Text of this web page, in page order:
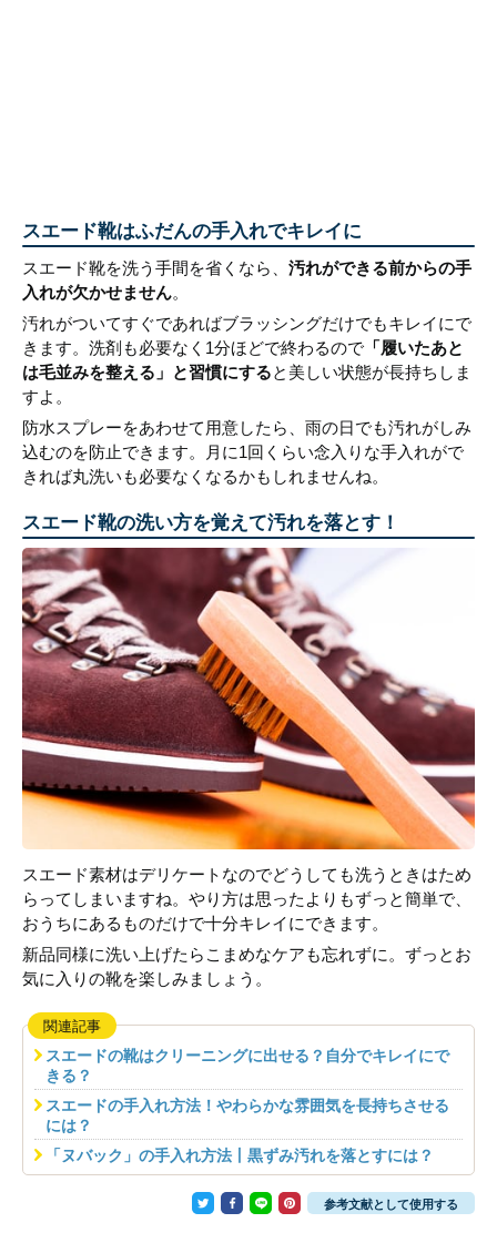
スエード靴はふだんの手入れでキレイに
スエード靴を洗う手間を省くなら、 汚れができる前からの手
入れが欠かせません。
汚れがついてすぐであればブラッシングだけでもキレイにで
きます。洗剤も必要なく1分ほどで終わるので 「履いたあと
は毛並みを整える」と習慣にすると美しい状態が長持ちしま
すよ。
防水スプレーをあわせて用意したら、雨の日でも汚れがしみ
込むのを防止できます。月に1回くらい念入りな手入れがで
きれば丸洗いも必要なくなるかもしれませんね。
スエード靴の洗い方を覚えて汚れを落とす！
スエード素材はデリケートなのでどうしても洗うときはため
らってしまいますね。やり方は思ったよりもずっと簡単で、
おうちにあるものだけで十分キレイにできます。
新品同様に洗い上げたらこまめなケアも忘れずに。ずっとお
気に入りの靴を楽しみましょう。
関連記事
スエードの靴はクリーニングに出せる？自分でキレイにで
きる？
スエードの手入れ方法！やわらかな雰囲気を長持ちさせる
には？
「ヌバック」の手入れ方法丨黒ずみ汚れを落とすには？
参考文献として使用する